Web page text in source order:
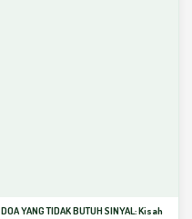
DOA YANG TIDAK BUTUH SINYAL: Kisah